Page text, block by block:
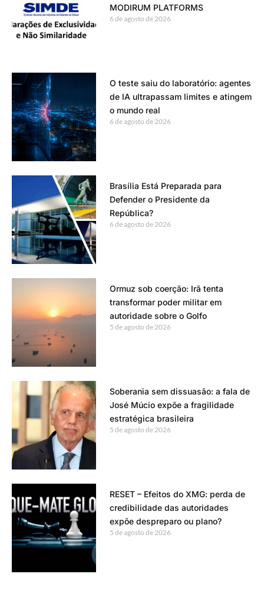
MODIRUM PLATFORMS
6 de agosto de 2026
O teste saiu do laboratório: agentes
de IA ultrapassam limites e atingem
o mundo real
6 de agosto de 2026
Brasília Está Preparada para
Defender o Presidente da
República?
6 de agosto de 2026
Ormuz sob coerção: Irã tenta
transformar poder militar em
autoridade sobre o Golfo
5 de agosto de 2026
Soberania sem dissuasão: a fala de
José Múcio expõe a fragilidade
estratégica brasileira
5 de agosto de 2026
RESET – Efeitos do XMG: perda de
credibilidade das autoridades
expõe despreparo ou plano?
5 de agosto de 2026